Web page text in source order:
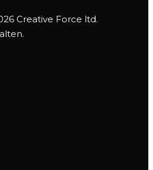
Creative Force ltd.